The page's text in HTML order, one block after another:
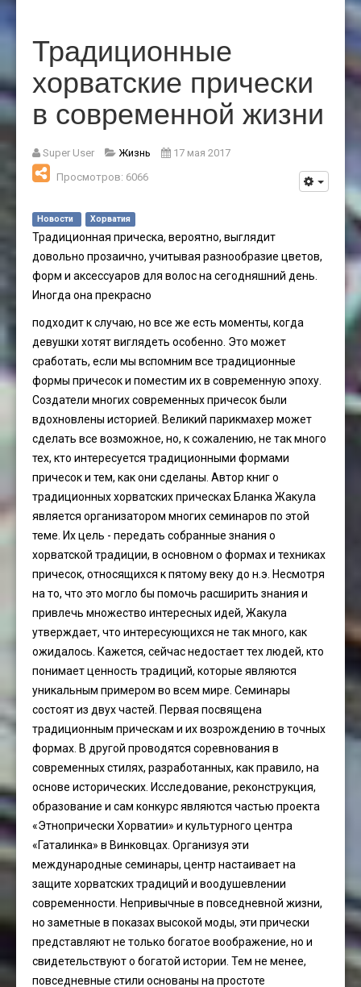
Традиционные
хорватские прически
в современной жизни
Super User Жизнь
17 мая 2017
Просмотров: 6066
Новости Хорватия
Традиционная прическа, вероятно, выглядит
довольно прозаично, учитывая разнообразие цветов,
форм и аксессуаров для волос на сегодняшний день.
Иногда она прекрасно
подходит к случаю, но все же есть моменты, когда
девушки хотят виглядеть особенно. Это может
сработать, если мы вспомним все традиционные
формы причесок и поместим их в современную эпоху.
Создатели многих современных причесок были
вдохновлены историей. Великий парикмахер может
сделать все возможное, но, к сожалению, не так много
тех, кто интересуется традиционными формами
причесок и тем, как они сделаны. Автор книг о
традиционных хорватских прическах Бланка Жакула
является организатором многих семинаров по этой
теме. Их цель - передать собранные знания о
хорватской традиции, в основном о формах и техниках
причесок, относящихся к пятому веку до н.э. Несмотря
на то, что это могло бы помочь расширить знания и
привлечь множество интересных идей, Жакула
утверждает, что интересующихся не так много, как
ожидалось. Кажется, сейчас недостает тех людей, кто
понимает ценность традиций, которые являются
уникальным примером во всем мире. Семинары
состоят из двух частей. Первая посвящена
традиционным прическам и их возрождению в точных
формах. В другой проводятся соревнования в
современных стилях, разработанных, как правило, на
основе исторических. Исследование, реконструкция,
образование и сам конкурс являются частью проекта
«Этнопрически Хорватии» и культурного центра
«Гаталинка» в Винковцах. Организуя эти
международные семинары, центр настаивает на
защите хорватских традиций и воодушевлении
современности. Непривычные в повседневной жизни,
но заметные в показах высокой моды, эти прически
представляют не только богатое воображение, но и
свидетельствуют о богатой истории. Тем не менее,
повседневные стили основаны на простоте